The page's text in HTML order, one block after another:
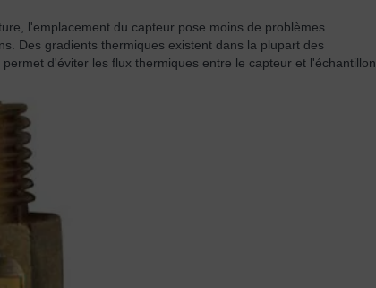
l'emplacement du capteur pose moins de problèmes.
Des gradients thermiques existent dans la plupart des
d'éviter les flux thermiques entre le capteur et l'échantillon.